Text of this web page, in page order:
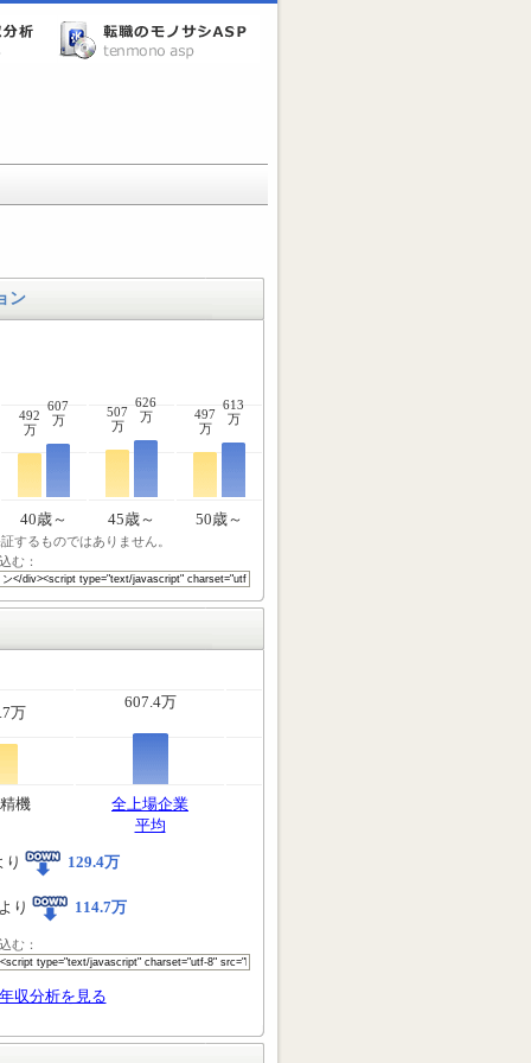
ン
492
万
607
万
507
万
626
万
497
万
613
万
40歳～ 45歳～ 50歳～
するものではありません。
む：
万
607.4万
機
全上場企業
平均
り 129.4万
り 114.7万
む：
収分析を見る